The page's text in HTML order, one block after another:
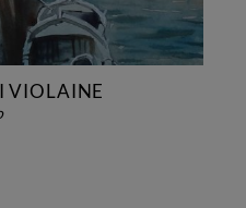
VIOLAINE